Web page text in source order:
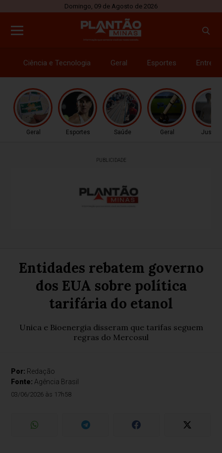
Domingo, 09 de Agosto de 2026
Ciência e Tecnologia Geral Esportes
Geral Esportes Saúde Geral Justiça
PUBLICIDADE
Entidades rebatem governo
dos EUA sobre política
tarifária do etanol
Unica e Bioenergia disseram que tarifas seguem
regras do Mercosul
Por: Redação
Fonte: Agência Brasil
03/06/2026 às 17h58